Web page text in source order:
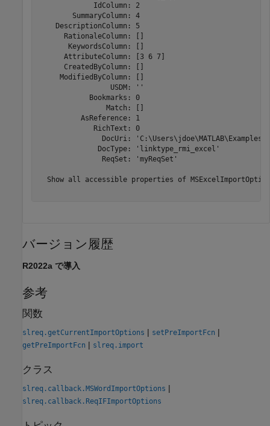
             IdColumn: 2
        SummaryColumn: 4
    DescriptionColumn: 5
      RationaleColumn: []
       KeywordsColumn: []
      AttributeColumn: [3 6 7]
      CreatedByColumn: []
     ModifiedByColumn: []
                 USDM: ''
            Bookmarks: 0
                Match: []
          AsReference: 1
             RichText: 0
DocUri:
              DocType: 'linktype_rmi_excel'
               ReqSet: 'myReqSet'
Show all accessible properties of
バージョン履歴
R2022a で導入
参考
関数
slreq.getCurrentImportOptions | setPreImportFcn |
getPreImportFcn | slreq.import
クラス
slreq.callback.MSWordImportOptions |
slreq.callback.ReqIFImportOptions